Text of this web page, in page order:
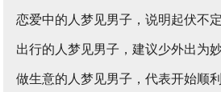
恋爱中的人梦见男子，说明起伏不
出行的人梦见男子，建议少外出为
做生意的人梦见男子，代表开始顺